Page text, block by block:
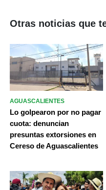
Otras noticias que
AGUASCALIENTES
Lo golpearon por no pagar
cuota: denuncian
presuntas extorsiones en
Cereso de Aguascalientes